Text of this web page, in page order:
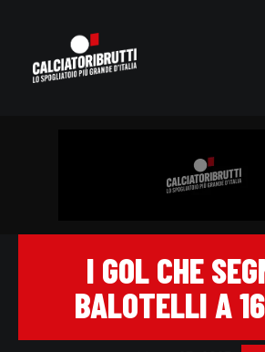
I GOL CHE
BALOTELLI A